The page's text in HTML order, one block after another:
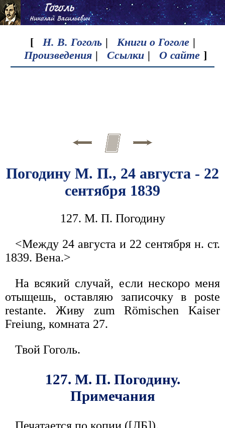
[ Н. В. Гоголь | Книги о Гоголе |
Произведения | Ссылки | О сайте ]
Погодину М. П., 24 августа - 22
сентября 1839
127. М. П. Погодину
<Между 24 августа и 22 сентября н. ст.
1839. Вена.>
На всякий случай, если нескоро меня
отыщешь, оставляю записочку в poste
restante. Живу zum Römischen Kaiser
Freiung, комната 27.
Твой Гоголь.
127. М. П. Погодину.
Примечания